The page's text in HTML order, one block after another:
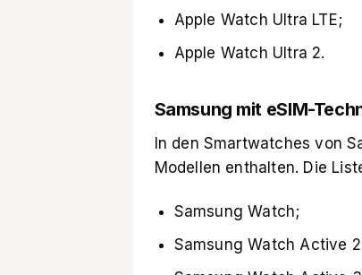
Apple Watch Ultra LTE;
Apple Watch Ultra 2.
Samsung mit eSIM-
In den Smartwatches von
Modellen enthalten. Die
Samsung Watch;
Samsung Watch Active